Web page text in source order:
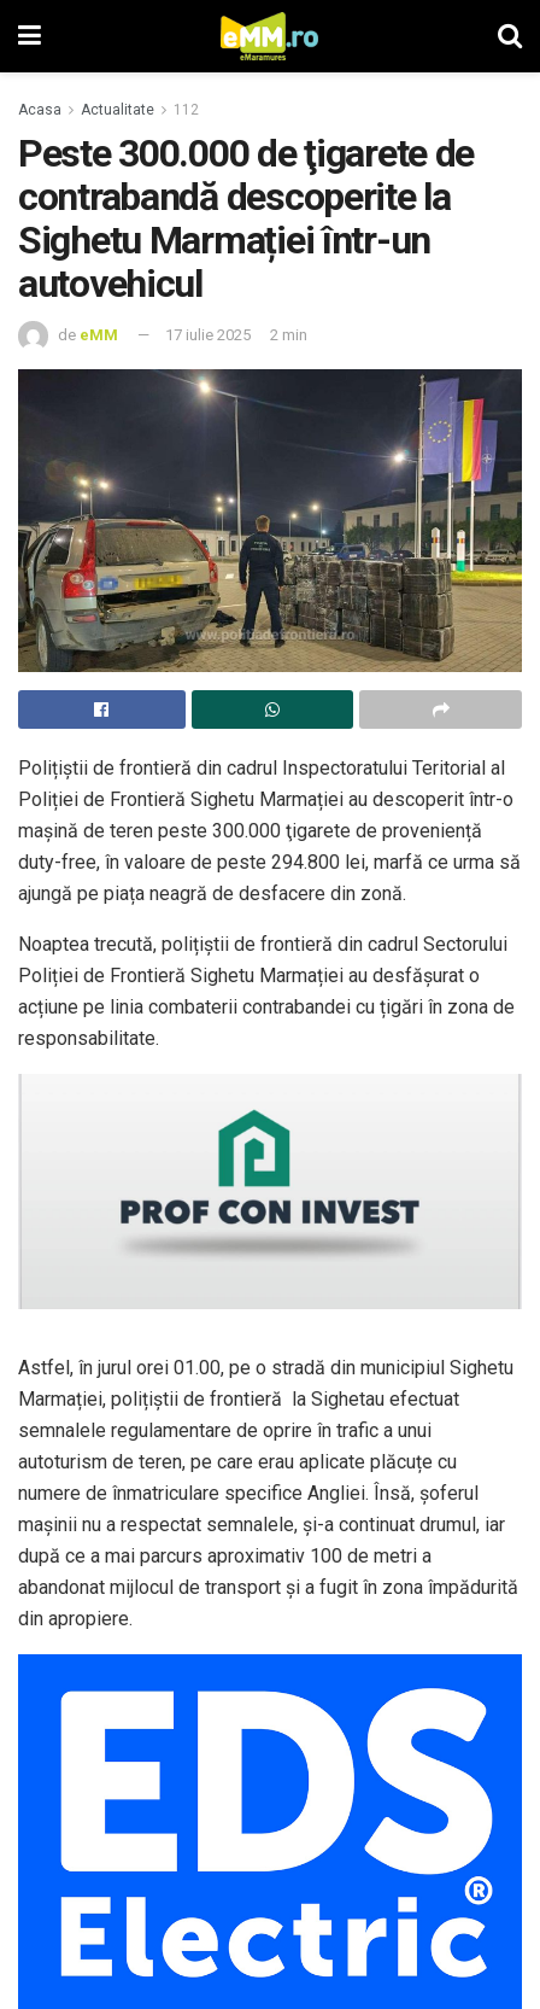
Acasa Actualitate 112
Peste 300.000 de ţigarete de
contrabandă descoperite la
Sighetu Marmației într-un
autovehicul
de eMM 17 iulie 2025 2 min
Polițiștii de frontieră din cadrul Inspectoratului Teritorial al
Poliției de Frontieră Sighetu Marmației au descoperit într-o
mașină de teren peste 300.000 ţigarete de proveniență
duty-free, în valoare de peste 294.800 lei, marfă ce urma să
ajungă pe piața neagră de desfacere din zonă.
Noaptea trecută, polițiștii de frontieră din cadrul Sectorului
Poliției de Frontieră Sighetu Marmației au desfășurat o
acțiune pe linia combaterii contrabandei cu țigări în zona de
responsabilitate.
Astfel, în jurul orei 01.00, pe o stradă din municipiul Sighetu
Marmației, polițiștii de frontieră la Sighetau efectuat
semnalele regulamentare de oprire în trafic a unui
autoturism de teren, pe care erau aplicate plăcuțe cu
numere de înmatriculare specifice Angliei. Însă, șoferul
mașinii nu a respectat semnalele, şi-a continuat drumul, iar
după ce a mai parcurs aproximativ 100 de metri a
abandonat mijlocul de transport și a fugit în zona împădurită
din apropiere.